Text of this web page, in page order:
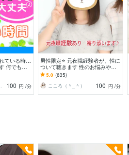
ている時…
何でもど
/寂しい/モ
ーション
100 円 /分
男性限定⭐️ 元夜職経験者が、性に
ついて聴きます 性のお悩みや好
きな趣味…安心して打ち明けてね
ʕ•ᴥ•ʔ
5.0 (635)
こころ（＾_＾）
100 円 /分